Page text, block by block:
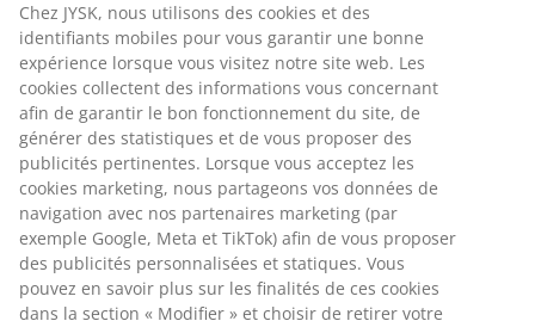
Chez JYSK, nous utilisons des cookies et des
identifiants mobiles pour vous garantir une bonne
expérience lorsque vous visitez notre site web. Les
cookies collectent des informations vous concernant
afin de garantir le bon fonctionnement du site, de
générer des statistiques et de vous proposer des
publicités pertinentes. Lorsque vous acceptez les
cookies marketing, nous partageons vos données de
navigation avec nos partenaires marketing (par
exemple Google, Meta et TikTok) afin de vous proposer
des publicités personnalisées et statiques. Vous
pouvez en savoir plus sur les finalités de ces cookies
dans la section « Modifier » et choisir de retirer votre